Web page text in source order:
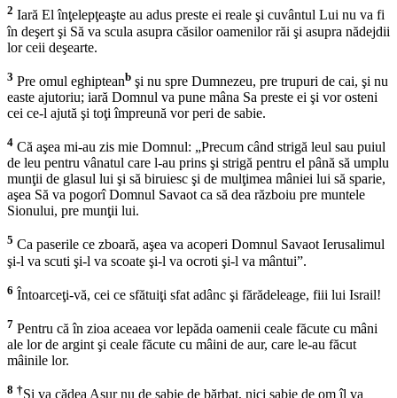
2 Iară El înţelepţeaşte au adus preste ei reale şi cuvântul Lui nu va fi
în deşert şi Să va scula asupra căsilor oamenilor răi şi asupra nădejdii
lor ceii deşearte.
3 Pre omul eghipteanb şi nu spre Dumnezeu, pre trupuri de cai, şi nu
easte ajutoriu; iară Domnul va pune mâna Sa preste ei şi vor osteni
cei ce-l ajută şi toţi împreună vor peri de sabie.
4 Că aşea mi-au zis mie Domnul: „Precum când strigă leul sau puiul
de leu pentru vânatul care l-au prins şi strigă pentru el până să umplu
munţii de glasul lui şi să biruiesc şi de mulţimea mâniei lui să sparie,
aşea Să va pogorî Domnul Savaot ca să dea războiu pre muntele
Sionului, pre munţii lui.
5 Ca paserile ce zboară, aşea va acoperi Domnul Savaot Ierusalimul
şi-l va scuti şi-l va scoate şi-l va ocroti şi-l va mântui”.
6 Întoarceţi-vă, cei ce sfătuiţi sfat adânc şi fărădeleage, fiii lui Israil!
7 Pentru că în zioa aceaea vor lepăda oamenii ceale făcute cu mâni
ale lor de argint şi ceale făcute cu mâini de aur, care le-au făcut
mâinile lor.
8 †Şi va cădea Asur nu de sabie de bărbat, nici sabie de om îl va